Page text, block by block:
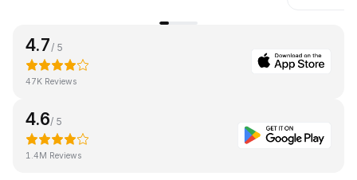
4.7 / 5
47K Reviews
4.6/ 5
1.4M Reviews